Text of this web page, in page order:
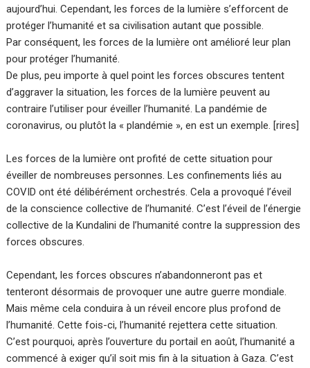
aujourd’hui. Cependant, les forces de la lumière s’efforcent de
protéger l’humanité et sa civilisation autant que possible.
Par conséquent, les forces de la lumière ont amélioré leur plan
pour protéger l’humanité.
De plus, peu importe à quel point les forces obscures tentent
d’aggraver la situation, les forces de la lumière peuvent au
contraire l’utiliser pour éveiller l’humanité. La pandémie de
coronavirus, ou plutôt la « plandémie », en est un exemple. [rires]
Les forces de la lumière ont profité de cette situation pour
éveiller de nombreuses personnes. Les confinements liés au
COVID ont été délibérément orchestrés. Cela a provoqué l’éveil
de la conscience collective de l’humanité. C’est l’éveil de l’énergie
collective de la Kundalini de l’humanité contre la suppression des
forces obscures.
Cependant, les forces obscures n’abandonneront pas et
tenteront désormais de provoquer une autre guerre mondiale.
Mais même cela conduira à un réveil encore plus profond de
l’humanité. Cette fois-ci, l’humanité rejettera cette situation.
C’est pourquoi, après l’ouverture du portail en août, l’humanité a
commencé à exiger qu’il soit mis fin à la situation à Gaza. C’est